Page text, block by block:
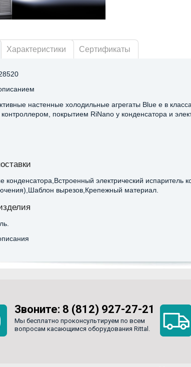
Характеристики Сертификаты
настенные холодильные агрегаты Blue e в
покрытием RiNano у конденсатора и
конденсатора,Встроенный электрический испаритель
вырезов,Крепежный материал.
Звоните: 8 (812) 927-27-21
Мы бесплатно проконсультируем по всем
вопросам касающимся оборудования Rittal.